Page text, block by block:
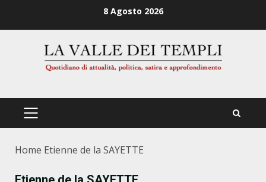
8 Agosto 2026
PRIMÄRES
Home Etienne de la SAYETTE